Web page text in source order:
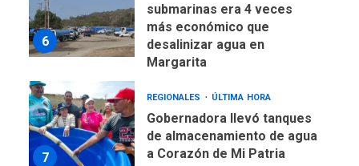
6
submarinas era 4 veces
más económico que
desalinizar agua en
Margarita
7
REGIONALES ÚLTIMA HORA
Gobernadora llevó tanques
de almacenamiento de agua
a Corazón de Mi Patria